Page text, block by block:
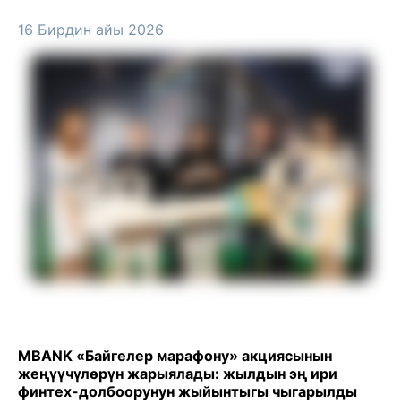
16 Бирдин айы 2026
MBANK «Байгелер марафону» акциясынын
жеңүүчүлөрүн жарыялады: жылдын эң ири
финтех-долбоорунун жыйынтыгы чыгарылды